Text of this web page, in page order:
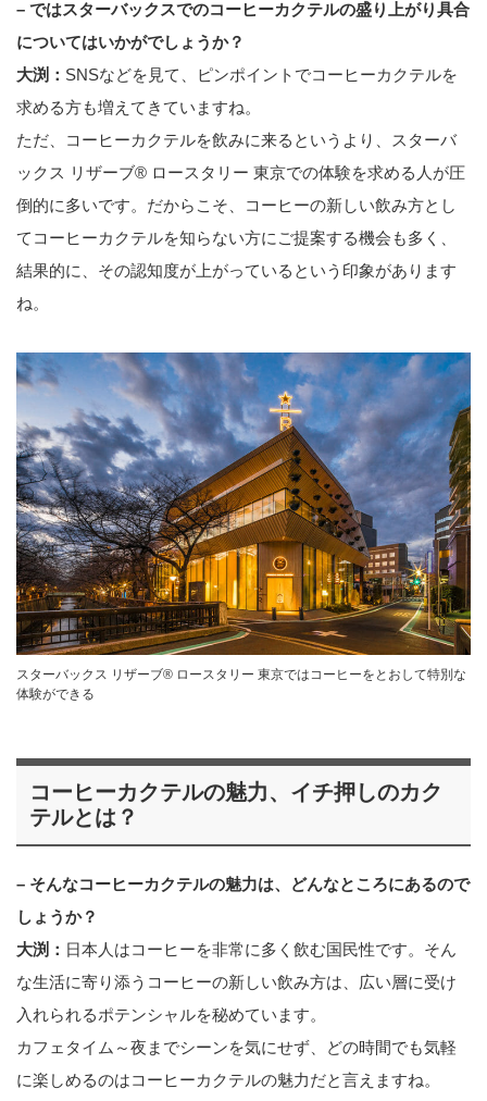
– ではスターバックスでのコーヒーカクテルの盛り上がり具合
についてはいかがでしょうか？
大渕： SNSなどを見て、ピンポイントでコーヒーカクテルを
求める方も増えてきていますね。
ただ、コーヒーカクテルを飲みに来るというより、スターバ
ックス リザーブ® ロースタリー 東京での体験を求める人が圧
倒的に多いです。だからこそ、コーヒーの新しい飲み方とし
てコーヒーカクテルを知らない方にご提案する機会も多く、
結果的に、その認知度が上がっているという印象があります
ね。
スターバックス リザーブ® ロースタリー 東京ではコーヒーをとおして特別な
体験ができる
コーヒーカクテルの魅力、イチ押しのカク
テルとは？
– そんなコーヒーカクテルの魅力は、どんなところにあるので
しょうか？
大渕： 日本人はコーヒーを非常に多く飲む国民性です。そん
な生活に寄り添うコーヒーの新しい飲み方は、広い層に受け
入れられるポテンシャルを秘めています。
カフェタイム～夜までシーンを気にせず、どの時間でも気軽
に楽しめるのはコーヒーカクテルの魅力だと言えますね。